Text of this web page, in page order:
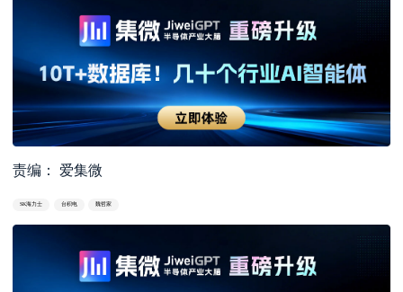
责编： 爱集微
SK海力士 台积电 魏哲家